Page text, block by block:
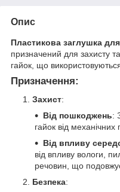
Опис
Пластикова заглушка для
призначений для захисту
гайок, що
Призначення:
Захист:
Від пошкоджень:
гайок від механічних
Від впливу
від впливу вологи,
речовин, що подовжує
Безпека: